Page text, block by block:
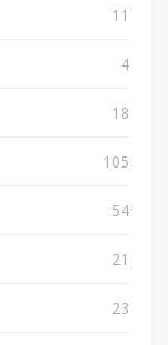
11
4
18
105
54
21
23